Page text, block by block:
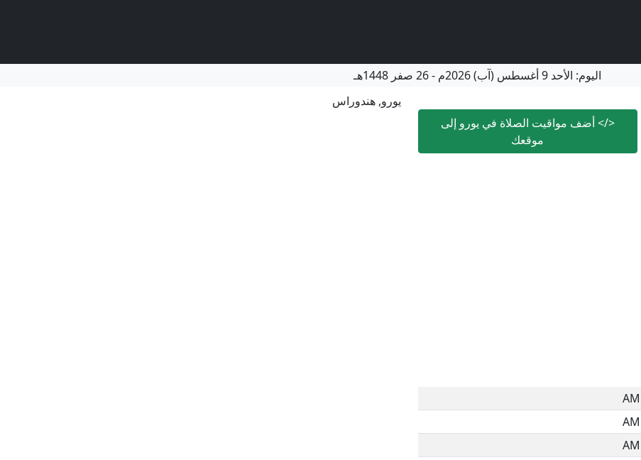
اليوم: الأحد 9 أغسطس (آب) 2026م -26 صفر 1448هـ
</>أضف مواقيت الصلاة في يورو إلى
موقعك
يورو, هندوراس